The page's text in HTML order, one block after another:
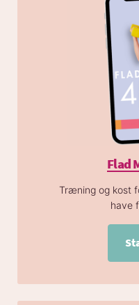
Flad
Træning og kost
have